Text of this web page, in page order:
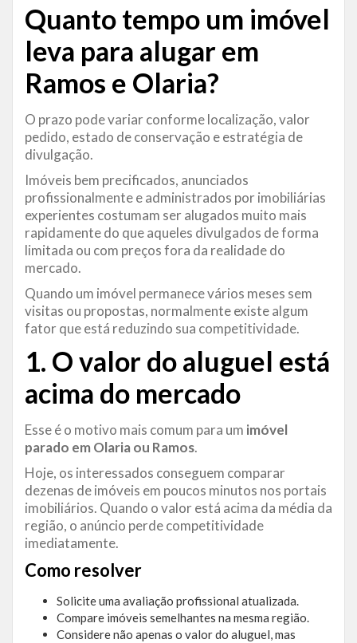
Quanto tempo um imóvel
leva para alugar em
Ramos e Olaria?
O prazo pode variar conforme localização, valor
pedido, estado de conservação e estratégia de
divulgação.
Imóveis bem precificados, anunciados
profissionalmente e administrados por imobiliárias
experientes costumam ser alugados muito mais
rapidamente do que aqueles divulgados de forma
limitada ou com preços fora da realidade do
mercado.
Quando um imóvel permanece vários meses sem
visitas ou propostas, normalmente existe algum
fator que está reduzindo sua competitividade.
1. O valor doaluguel está
acima do mercado
Esse é o motivo mais comum para um imóvel
parado em Olaria ou Ramos.
Hoje, os interessados conseguem comparar
dezenas de imóveis em poucos minutos nos portais
imobiliários. Quando o valor está acima da média da
região, o anúncio perde competitividade
imediatamente.
Como resolver
Solicite uma avaliação profissional atualizada.
Compare imóveis semelhantes na mesma região.
Considere não apenas o valor do aluguel, mas